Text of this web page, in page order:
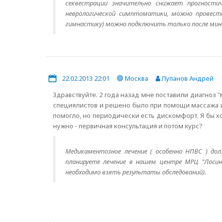
секвестрации значительно снижает
неврологической симптоматики, можно
гимнастику) можно подключить только после
22.02.2013 22:01 Москва
Лупанов Андрей
Здравствуйте. 2 года назад мне поставили
специялистов и решено было при помощи массажа
помогло, но периодически есть дискомфорт. Я бы
нужно - первичная консультация и потом курс?
Медикаментозное лечение ( особенно НПВС )
планируете лечение в нашем центре МРЦ
необходимо взять результаты обследований).